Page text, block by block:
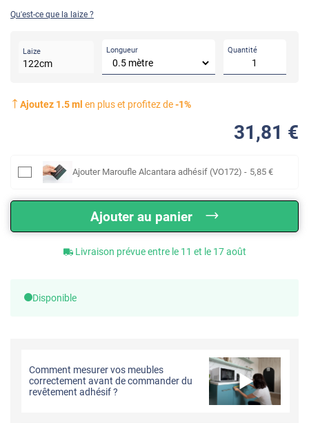
Qu'est-ce que la laize ?
Laize
122cm
Longueur Quantité
Ajoutez 1.5ml en plus et profitez de-1%
31 ,81 €
Ajouter Maroufle Alcantara adhésif (VO172) - 5,85 €
Ajouter au panier
Livraison prévue entre le 11 et le 17 août
Disponible
Comment mesurer vos meubles
correctement avant de commander du
revêtement adhésif ?